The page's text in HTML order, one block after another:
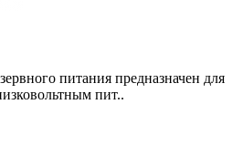
питания предназначен для
пит..